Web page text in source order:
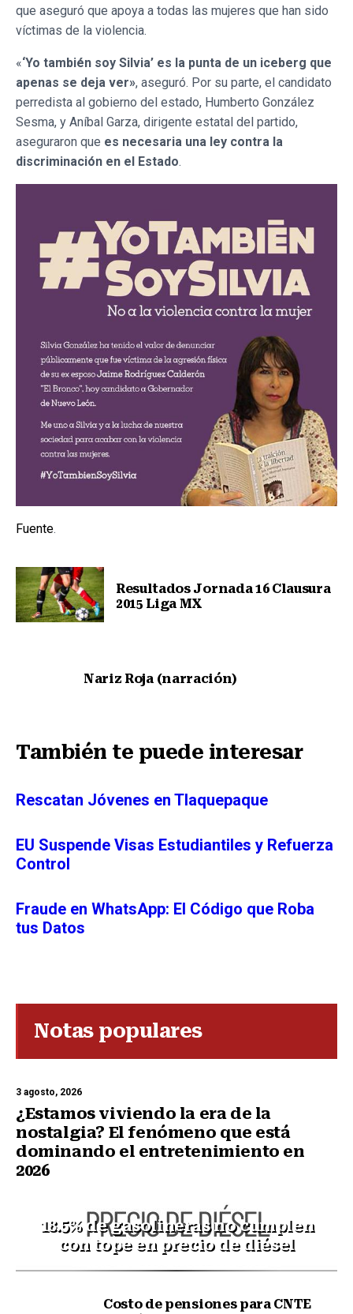
que aseguró que apoya a todas las mujeres que han sido
víctimas de la violencia.
«‘Yo también soy Silvia’ es la punta de un iceberg que
apenas se deja ver», aseguró. Por su parte, el candidato
perredista al gobierno del estado, Humberto González
Sesma, y Aníbal Garza, dirigente estatal del partido,
aseguraron que es necesaria una ley contra la
discriminación en el Estado.
Fuente.
Resultados Jornada 16 Clausura
2015 Liga MX
Nariz Roja (narración)
También te puede interesar
Rescatan Jóvenes en Tlaquepaque
EU Suspende Visas Estudiantiles y Refuerza
Control
Fraude en WhatsApp: El Código que Roba
tus Datos
Notas populares
3 agosto, 2026
¿Estamos viviendo la era de la
nostalgia? El fenómeno que está
dominando el entretenimiento en
2026
18.5% de gasolineras no cumplen
con tope en precio de diésel
Costo de pensiones para CNTE